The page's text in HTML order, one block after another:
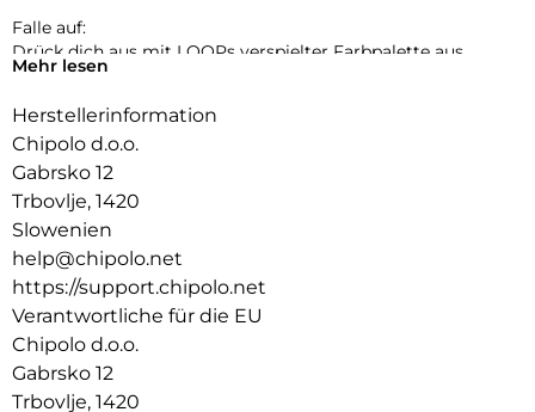
Falle auf:
Drück dich aus mit LOOPs verspielter Farbpalette aus
Pastell- und klassischen Tönen. Bereit, deinen Stil überallhin
Einfach aufladen:
LOOP wurde für deinen Komfort und mit Rücksicht auf den
neuer Lieblingsbegleiter zu werden.
Leicht zu hören, leicht zu finden:
Verlegte Gegenstände wiederzufinden sollte einfach sein.
Der extra laute Ton und die erweiterte Reichweite von LOOP
führen dich in wenigen Sekunden zu deinen wichtigsten
Sachen.
Mehr lesen
Herstellerinformation
Chipolo d.o.o.
Gabrsko 12
Trbovlje, 1420
Slowenien
help@chipolo.net
https://support.chipolo.net
Verantwortliche für die EU
Chipolo d.o.o.
Gabrsko 12
Trbovlje, 1420